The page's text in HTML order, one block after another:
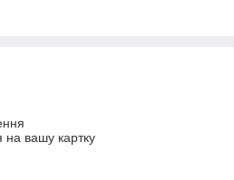
на вашу картку